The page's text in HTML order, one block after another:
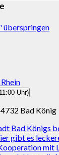
überspringen
Uhr)
Bad König
Bad Königs
gibt es
mit